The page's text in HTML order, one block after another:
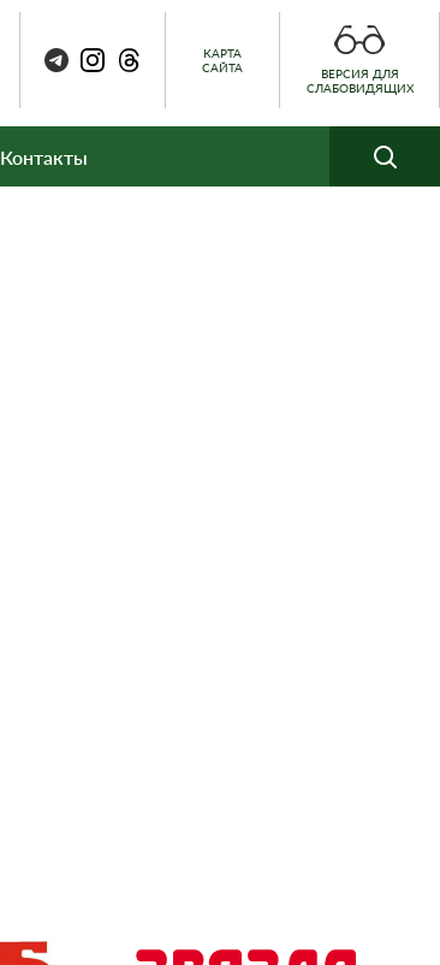
КАРТА
САЙТА
ВЕРСИЯ ДЛЯ
СЛАБОВИДЯЩИХ
Контакты